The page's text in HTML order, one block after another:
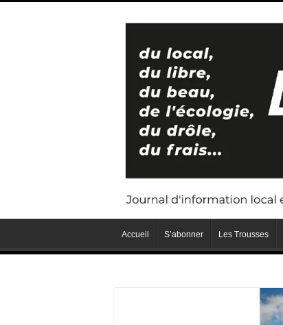
Accueil S’abonner Les Trousses